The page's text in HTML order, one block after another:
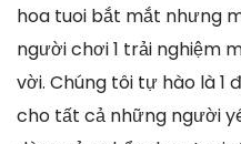
hoa tuoi bắt mắt nhưng
người chơi 1 trải nghiệm
vời. Chúng tôi tự hào là 1
cho tất cả những người